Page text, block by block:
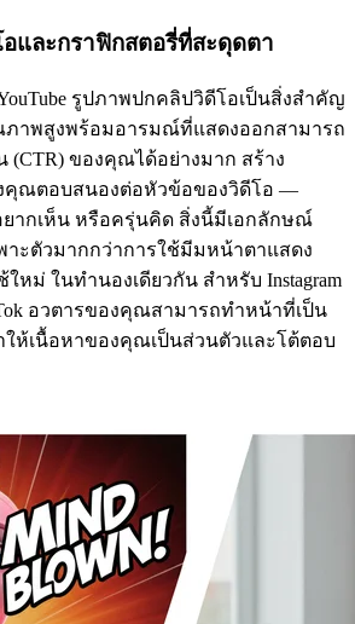
และกราฟิกสตอรี่ที่สะดุดตา
รูปภาพปกคลิปวิดีโอเป็นสิ่งสำคัญ
ภาพสูงพร้อมอารมณ์ที่แสดงออกสามารถ
(CTR) ของคุณได้อย่างมาก สร้าง
คุณตอบสนองต่อหัวข้อของวิดีโอ —
ยากเห็น หรือครุ่นคิด สิ่งนี้มีเอกลักษณ์
าะตัวมากกว่าการใช้มีมหน้าตาแสดง
ม่ ในทำนองเดียวกัน สำหรับ Instagram
อวตารของคุณสามารถทำหน้าที่เป็น
ห้เนื้อหาของคุณเป็นส่วนตัวและโต้ตอบ